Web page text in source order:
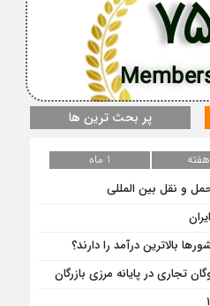
پر بحث ترین ها
1 ماه
و نقل بین المللی
بالاترین درآمد را دارند؟
تجاری در پایانه مرزی بازرگان